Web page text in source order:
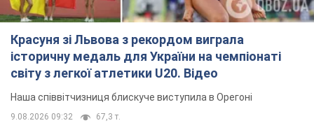
Красуня зі Львова з рекордом виграла
історичну медаль для України на чемпіонаті
світу з легкої атлетики U20. Відео
Наша співвітчизниця блискуче виступила в Орегоні
9.08.2026 09:32 67,3 т.